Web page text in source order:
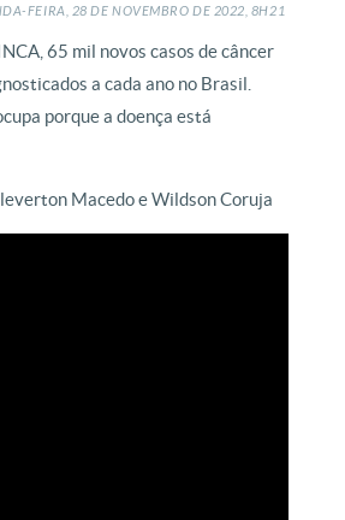
FEIRA, 28 DENOVEMBRO DE 2022, 8H21
65 mil novos casos de câncer
a cada ano no Brasil.
porque a doença está
Macedo e Wildson Coruja